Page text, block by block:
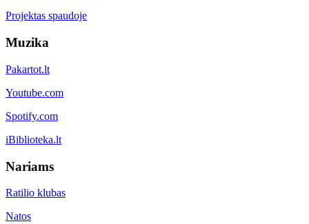
Projektas spaudoje
Muzika
Pakartot.lt
Youtube.com
Spotify.com
iBiblioteka.lt
Nariams
Ratilio klubas
Natos